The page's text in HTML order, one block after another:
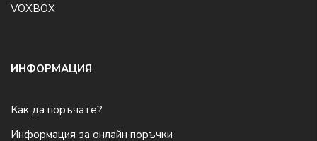
VOXBOX
ИНФОРМАЦИЯ
Как да поръчате?
Информация за онлайн поръчки